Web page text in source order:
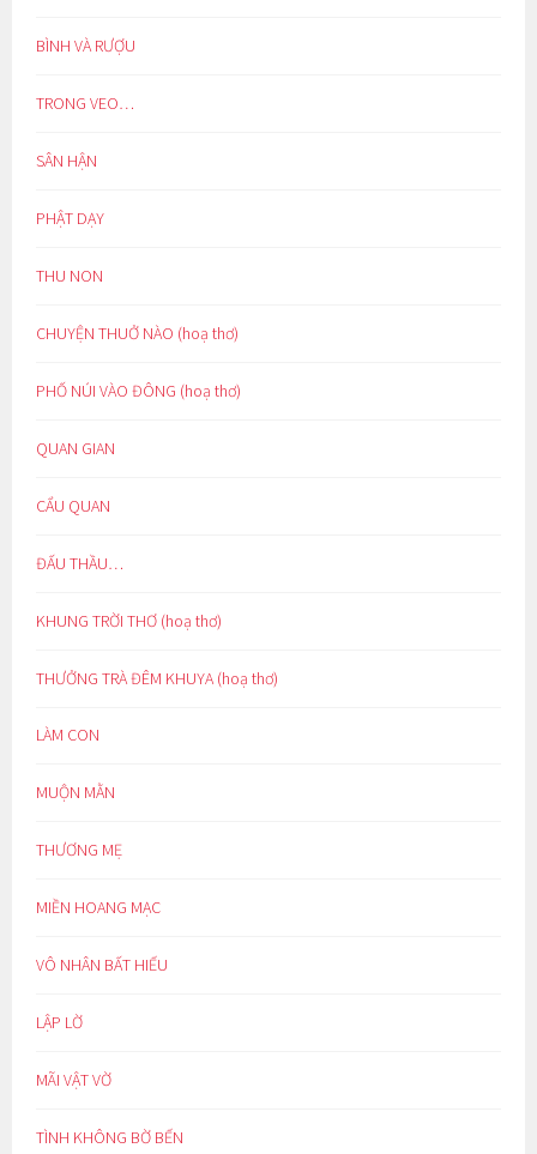
BÌNH VÀ RƯỢU
TRONG VEO…
SÂN HẬN
PHẬT DẠY
THU NON
CHUYỆN THUỞ NÀO (hoạ thơ)
PHỐ NÚI VÀO ĐÔNG (hoạ thơ)
QUAN GIAN
CẨU QUAN
ĐẤU THẦU…
KHUNG TRỜI THƠ (hoạ thơ)
THƯỞNG TRÀ ĐÊM KHUYA (hoạ thơ)
LÀM CON
MUỘN MẰN
THƯƠNG MẸ
MIỀN HOANG MẠC
VÔ NHÂN BẤT HIẾU
LẬP LỜ
MÃI VẬT VỜ
TÌNH KHÔNG BỜ BẾN